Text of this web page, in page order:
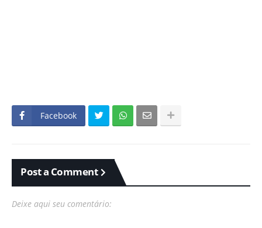
Facebook
Post a Comment
Deixe aqui seu comentário: